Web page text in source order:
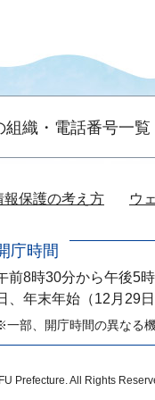
組織・電話番号一覧
報保護の考え方 ウ
庁時間
前8時30分から午後5
、年末年始（12月29
一部、開庁時間の異なる
Prefecture. All Rights